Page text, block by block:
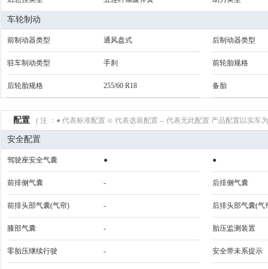
车轮制动
前制动器类型 通风盘式 后制动器类型
驻车制动类型 手刹 前轮胎规格
后轮胎规格 255/60 R18 备胎
配置 ( 注 ：● 代表标准配置 ⊙ 代表选装配置 -- 代表无此配置 产品配置以实车
安全配置
驾驶座安全气囊 ● ●
前排侧气囊 - 后排侧气囊
前排头部气囊(气帘) - 后排头部气囊(气
膝部气囊 - 胎压监测装置
零胎压继续行驶 - 安全带未系提示